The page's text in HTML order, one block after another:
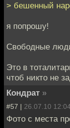
> бешенный
я попрошу!
Свободные
Это в
чтоб никто не
Кондрат »
#57 | 26.07.10
Фото с места